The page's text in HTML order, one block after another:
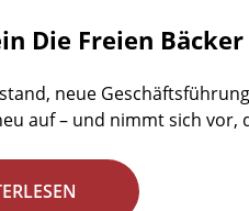
Die Freien
neue
auf – und nimmt sich